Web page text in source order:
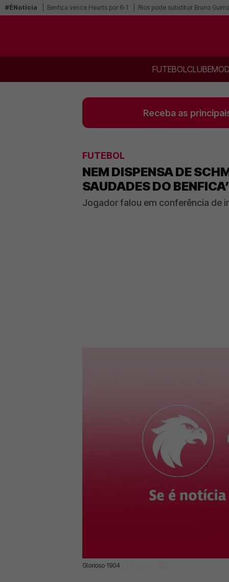
#ÉNotícia Benfica vence Hearts por 6-1 Ríos pode substituir Bruno
FUTEBOLCLUBE
Receba as
FUTEBOL
NEM DISPENSA DE
SAUDADES DO
Jogador falou em conferência de
Glorioso 1904
02 Dez 2022 | 10:04 |